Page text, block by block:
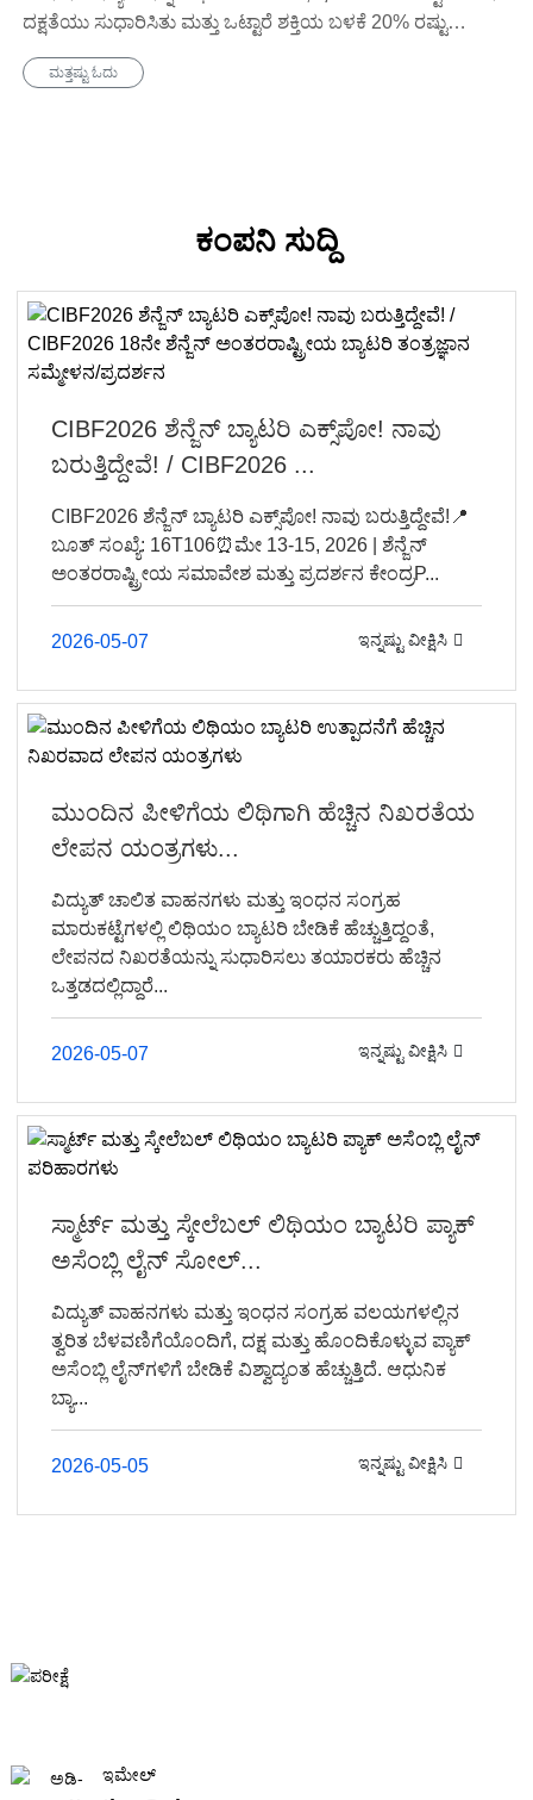
ದಕ್ಷತೆಯು ಸುಧಾರಿಸಿತು ಮತ್ತು ಒಟ್ಟಾರೆ ಶಕ್ತಿಯ ಬಳಕೆ 20% ರಷ್ಟು
ಮತ್ತಷ್ಟು ಓದು
ಕಂಪನಿ ಸುದ್ದಿ
CIBF2026 ಶೆನ್ಜೆನ್ ಬ್ಯಾಟರಿ ಎಕ್ಸ್‌ಪೋ! ನಾವು
ಬರುತ್ತಿದ್ದೇವೆ! / CIBF2026 ...
CIBF2026 ಶೆನ್ಜೆನ್ ಬ್ಯಾಟರಿ ಎಕ್ಸ್‌ಪೋ! ನಾವು ಬರುತ್ತಿದ್ದೇವೆ!📍
ಬೂತ್ ಸಂಖ್ಯೆ: 16T106⏰ಮೇ 13-15, 2026 | ಶೆನ್ಜೆನ್
ಅಂತರರಾಷ್ಟ್ರೀಯ ಸಮಾವೇಶ ಮತ್ತು ಪ್ರದರ್ಶನ ಕೇಂದ್ರP...
2026-05-07 ಇನ್ನಷ್ಟು ವೀಕ್ಷಿಸಿ
ಮುಂದಿನ ಪೀಳಿಗೆಯ ಲಿಥಿಗಾಗಿ ಹೆಚ್ಚಿನ ನಿಖರತೆಯ
ಲೇಪನ ಯಂತ್ರಗಳು...
ವಿದ್ಯುತ್ ಚಾಲಿತ ವಾಹನಗಳು ಮತ್ತು ಇಂಧನ ಸಂಗ್ರಹ
ಮಾರುಕಟ್ಟೆಗಳಲ್ಲಿ ಲಿಥಿಯಂ ಬ್ಯಾಟರಿ ಬೇಡಿಕೆ ಹೆಚ್ಚುತ್ತಿದ್ದಂತೆ,
ಲೇಪನದ ನಿಖರತೆಯನ್ನು ಸುಧಾರಿಸಲು ತಯಾರಕರು ಹೆಚ್ಚಿನ
ಒತ್ತಡದಲ್ಲಿದ್ದಾರೆ...
2026-05-07 ಇನ್ನಷ್ಟು ವೀಕ್ಷಿಸಿ
ಸ್ಮಾರ್ಟ್ ಮತ್ತು ಸ್ಕೇಲೆಬಲ್ ಲಿಥಿಯಂ ಬ್ಯಾಟರಿ ಪ್ಯಾಕ್
ಅಸೆಂಬ್ಲಿ ಲೈನ್ ಸೋಲ್...
ವಿದ್ಯುತ್ ವಾಹನಗಳು ಮತ್ತು ಇಂಧನ ಸಂಗ್ರಹ ವಲಯಗಳಲ್ಲಿನ
ತ್ವರಿತ ಬೆಳವಣಿಗೆಯೊಂದಿಗೆ, ದಕ್ಷ ಮತ್ತು ಹೊಂದಿಕೊಳ್ಳುವ ಪ್ಯಾಕ್
ಅಸೆಂಬ್ಲಿ ಲೈನ್‌ಗಳಿಗೆ ಬೇಡಿಕೆ ವಿಶ್ವಾದ್ಯಂತ ಹೆಚ್ಚುತ್ತಿದೆ. ಆಧುನಿಕ
ಬ್ಯಾ...
2026-05-05 ಇನ್ನಷ್ಟು ವೀಕ್ಷಿಸಿ
ಇಮೇಲ್